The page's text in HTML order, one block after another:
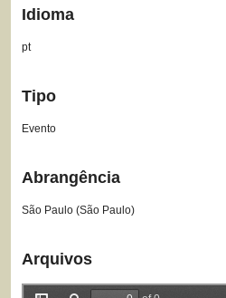
Idioma
pt
Tipo
Evento
Abrangência
São Paulo (São Paulo)
Arquivos